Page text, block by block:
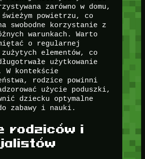
zarówno w domu,
powietrzu, co
swobodne korzystanie z
warunkach. Warto
o regularnej
zużytych elementów, co
użytkowanie
W kontekście
rodzice powinni
użycie poduszki,
dziecku optymalne
zabawy i nauki.
rodziców i